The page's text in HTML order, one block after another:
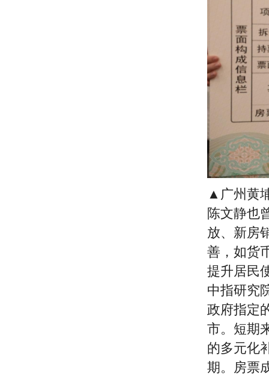
▲广州黄
陈文静也
放、新房
善，如货
提升居民
中指研究
政府指定
市。短期
的多元化
期。房票